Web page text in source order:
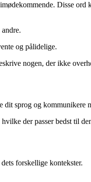
Disse ord
og pålidelige.
nogen, der ikke
dit sprog og kommunikere
der passer bedst til
forskellige kontekster.